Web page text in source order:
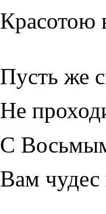
Красотою
Пусть же
Не
С
Вам чудес